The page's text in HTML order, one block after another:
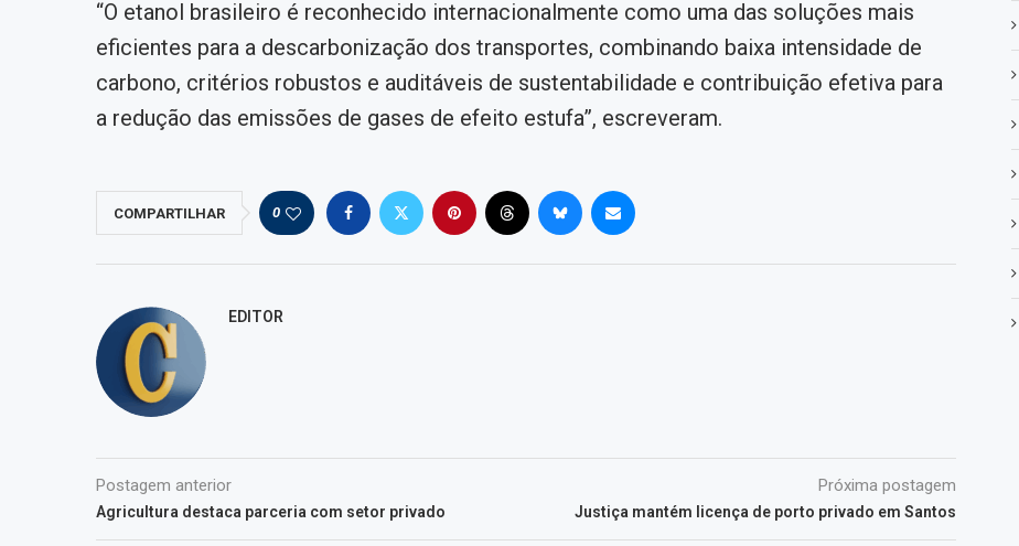
“O etanol brasileiro é reconhecido internacionalmente como uma das soluções mais
eficientes para a descarbonização dos transportes, combinando baixa intensidade de
carbono, critérios robustos e auditáveis de sustentabilidade e contribuição efetiva para
a redução das emissões de gases de efeito estufa”, escreveram.
COMPARTILHAR 0
EDITOR
Postagem anterior
Agricultura destaca parceria com setor privado
Próxima postagem
Justiça mantém licença de porto privado em Santos